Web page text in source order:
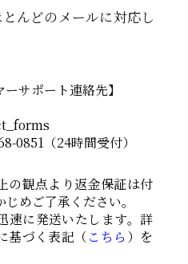
んどのメールに対応し
サポート連絡先】
0851（24時間受付）
の観点より返金保証は付
めご了承ください。
速に発送いたします。詳
基づく表記（こちら ）を